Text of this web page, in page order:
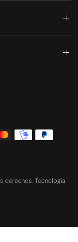
Tecnología